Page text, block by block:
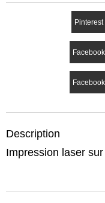
Description
Impression laser